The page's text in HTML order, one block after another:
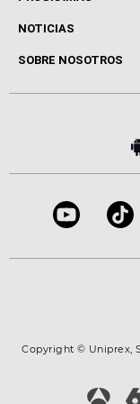
Conciertos
Cuerpos especiales
Locutores Europa
NOTICIAS
Cine y Televisión
Virales
SOBRE NOSOTROS
Bases de
Copyright © Uniprex,